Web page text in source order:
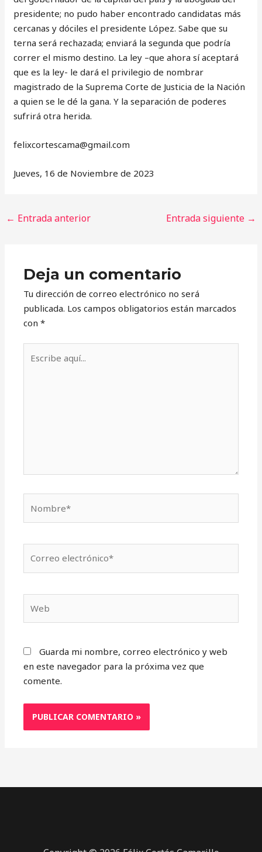
presidente; no pudo haber encontrado candidatas más
cercanas y dóciles el presidente López. Sabe que su
terna será rechazada; enviará la segunda que podría
correr el mismo destino. La ley –que ahora sí aceptará
que es la ley- le dará el privilegio de nombrar
magistrado de la Suprema Corte de Justicia de la Nación
a quien se le dé la gana. Y la separación de poderes
sufrirá otra herida.
‎felixcortescama@gmail.com
Jueves, 16 de Noviembre de 2023
← Entrada anterior Entrada siguiente →
Deja un comentario
Tu dirección de correo electrónico no será
publicada. Los campos obligatorios están marcados
con*
aquí...
electrónico*
Guarda mi nombre, correo electrónico y web
en este navegador para la próxima vez que
comente.